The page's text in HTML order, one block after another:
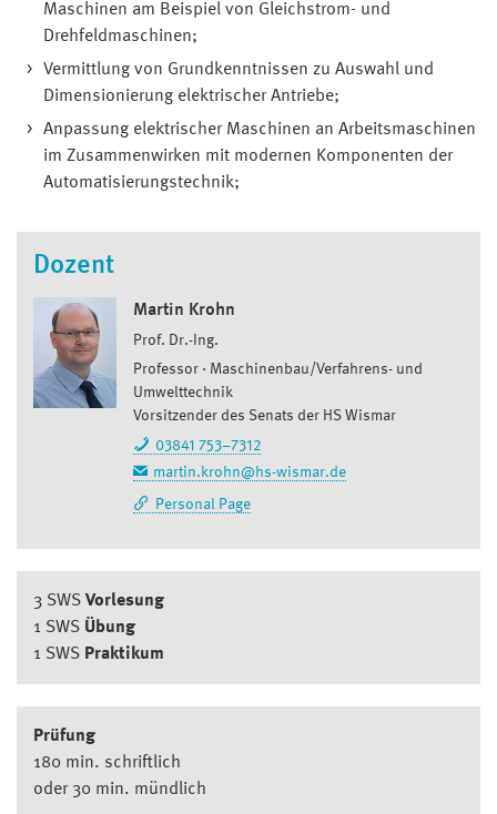
Maschinen am Beispiel von Gleichstrom- und
Drehfeldmaschinen;
Vermittlung von Grundkenntnissen zu Auswahl und
Dimensionierung elektrischer Antriebe;
Anpassung elektrischer Maschinen an Arbeitsmaschinen
im Zusammenwirken mit modernen Komponenten der
Automatisierungstechnik;
Dozent
Martin Krohn
Prof. Dr.-Ing.
Professor
Maschinenbau/Verfahrens- und
Umwelttechnik
Vorsitzender des Senats der HS Wismar
03841 753–7312
martin.krohn@hs-wismar.de
Personal Page
3 SWS Vorlesung
1 SWS Übung
1 SWS Praktikum
Prüfung
180 min. schriftlich
oder 30 min. mündlich